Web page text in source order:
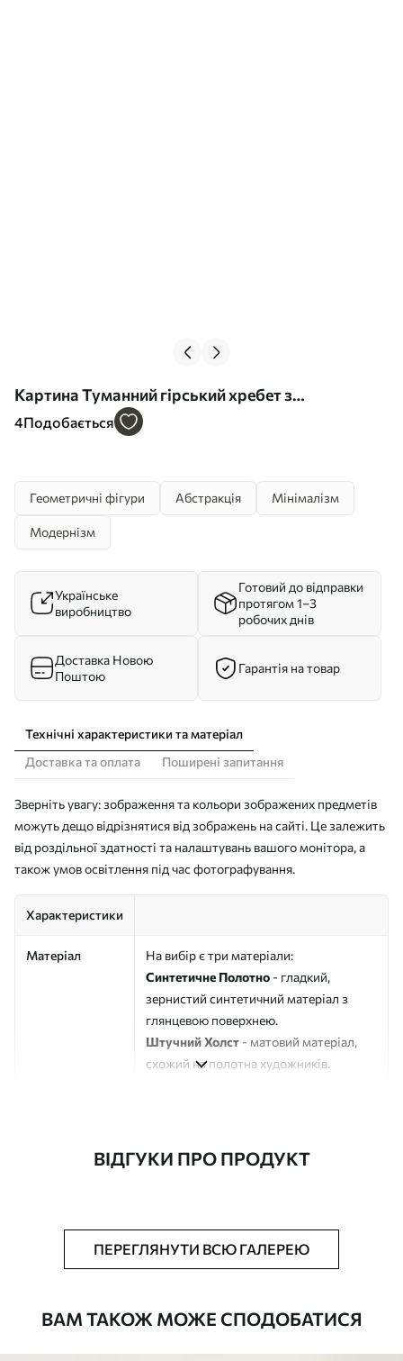
Картина Туманний гірський хребет з
приглушеними кольорами Арт. s44901
4Подобається
Геометричні фігури Абстракція Мінімалізм
Модернізм
Українське
виробництво
Готовий до відправки
протягом 1–3
робочих днів
Доставка Новою
Поштою
Гарантія на товар
Технічні характеристики та матеріал
Доставка та оплата
Поширені запитання
Зверніть увагу: зображення та кольори зображених предметів
можуть дещо відрізнятися від зображень на сайті. Це залежить
від роздільної здатності та налаштувань вашого монітора, а
також умов освітлення під час фотографування.
Характеристики
Матеріал
На вибір є три матеріали:
Синтетичне Полотно - гладкий,
зернистий синтетичний матеріал з
глянцевою поверхнею.
Штучний Холст - матовий матеріал,
схожий на полотна художників.
Додатково Можна додати лакове покриття.
ВІДГУКИ ПРО ПРОДУКТ
ПЕРЕГЛЯНУТИ ВСЮ ГАЛЕРЕЮ
ВАМ ТАКОЖ МОЖЕ СПОДОБАТИСЯ